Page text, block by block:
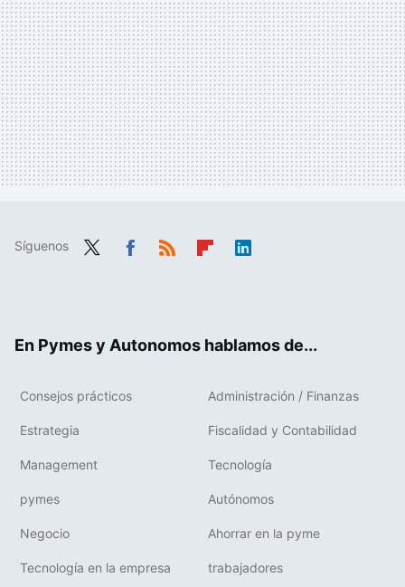
Síguenos
En Pymes y Autonomos hablamos de...
Consejos prácticos Administración / Finanzas
Estrategia Fiscalidad y Contabilidad
Management Tecnología
pymes Autónomos
Negocio Ahorrar en la pyme
Tecnología en la empresa trabajadores